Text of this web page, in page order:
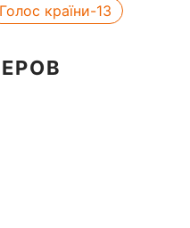
Голос країни-13